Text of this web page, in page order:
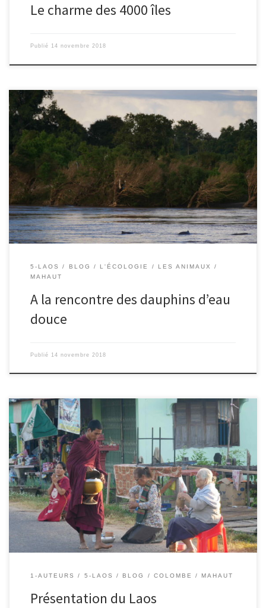
Le charme des 4000 îles
Publié 14 novembre 2018
8/11/2018 – Mahaut. Après une traversée de l’île à vélo, nous
sommes montés dans un bateau puis nous sommes allés au milieu
du Mékong pour rencontrer les dauphins d’eau douce. Ils ne sont
pas comme les dauphins « normaux », ceux là n’ont pas de grands
nez. Ils ont plutôt des têtes […]
5-LAOS BLOG L'ÉCOLOGIE
LES ANIMAUX
MAHAUT
A la rencontre des dauphins d’eau
douce
Publié 14 novembre 2018
28/10/2018 – Mahaut et Colombe. Le Laos se situe en Asie du sud
est. Le Laos est bordé par la Thaïlande à l’ouest, par le Myanmar et
la Chine au nord, par le Vietnam à l’est, et le Cambodge au sud. Il
n’a pas de frontière avec la mer. […]
1-AUTEURS 5-LAOS BLOG COLOMBE MAHAUT
Présentation du Laos